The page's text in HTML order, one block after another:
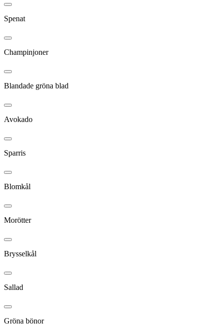
Spenat
Champinjoner
Blandade gröna blad
Avokado
Sparris
Blomkål
Morötter
Brysselkål
Sallad
Gröna bönor